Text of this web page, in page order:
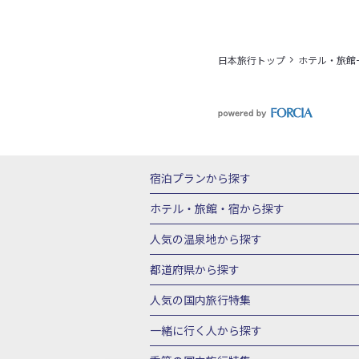
日本旅行トップ ホテル・旅館
宿泊プランから探す
北海道
東北 青森県
栃木県
群馬県 北陸 富山県 石
三重県
近畿 滋賀県 京都府 大
岡山県
広島県
ホテル・旅館・宿から探す
北海道ホテル・旅館
山形県ホテル・旅館
福島県ホテル・旅
千葉県ホテル・旅館
茨城県ホテル・旅
石川県ホテル・旅館
静岡県ホテル・旅館
京都府ホテル・旅館
大阪府ホテル・旅
人気の温泉地から探す
北海道
湯の川温泉(北海道)
川湯温泉(北海道)
層雲峡温泉(北海道)
鳴子温泉(宮城)
秋保温泉(宮城) 飯坂
鬼怒川温泉(栃木)
川治温泉(栃木)
伊豆箱根
箱根湯本温泉(神奈川)
都道府県から探す
北海道旅行・ツアー
山形旅行・ツアー
福島旅行・ツアー
茨城旅行・ツアー
栃木旅行・ツアー
人気の国内旅行特集
東京ディズニーリゾート®への旅
一緒に行く人から探す